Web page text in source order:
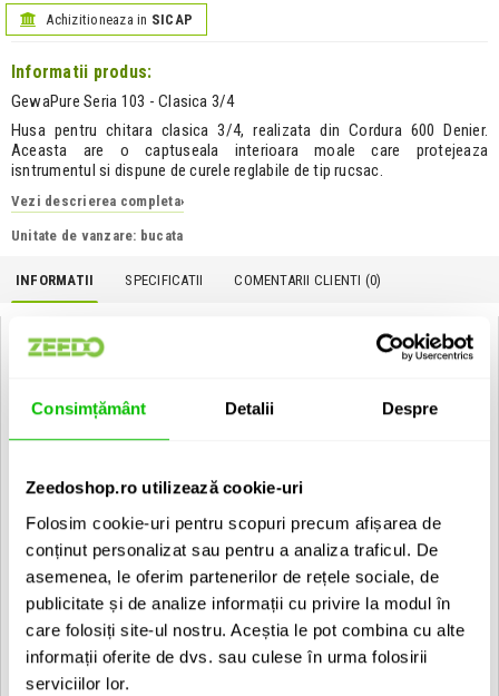
Consimțământ Detalii Despre
Zeedoshop.ro utilizează cookie-uri
Folosim cookie-uri pentru scopuri precum afișarea de
conținut personalizat sau pentru a analiza traficul. De
asemenea, le oferim partenerilor de rețele sociale, de
publicitate și de analize informații cu privire la modul în
care folosiți site-ul nostru. Aceștia le pot combina cu alte
informații oferite de dvs. sau culese în urma folosirii
serviciilor lor.
Achizitioneaza in SICAP
Informatii produs:
GewaPure Seria 103 - Clasica 3/4
Husa pentru chitara clasica 3/4, realizata din Cordura 600 Denier.
Aceasta are o captuseala interioara moale care protejeaza
isntrumentul si dispune de curele reglabile de tip rucsac.
Vezi descrierea completa›
Unitate de vanzare: bucata
INFORMATII SPECIFICATII COMENTARII CLIENTI (0)
GewaPure Seria 103 - Clasica 3/4:
Cordura 600 Denier, negru
Curele de tip rucsac reglabile, aplicate prin cusatura si maner
pentru transport
EAN: 4046662238555
Vezi toate produsele de tip
Huse de chitara GewaPure
Vezi toate produsele din categoria
Huse de chitara
Vezi toate produsele producatorului GewaPure